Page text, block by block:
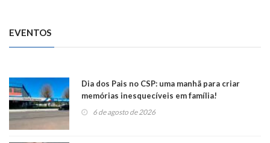
EVENTOS
Dia dos Pais no CSP: uma manhã para criar
memórias inesquecíveis em família!
6 de agosto de 2026